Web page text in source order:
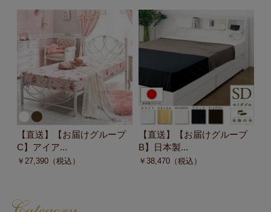
【直送】【お届けグループ
C】アイア...
￥ 27,390 （税込）
【直送】【お届けグループ
B】日本製...
￥38,470 （税込）